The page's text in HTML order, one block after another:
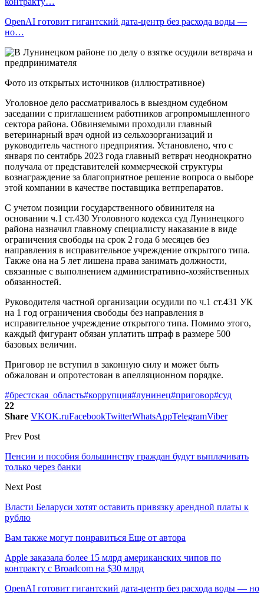
OpenAI готовит гигантский дата-центр без расхода воды —
но…
Фото из открытых источников (иллюстративное)
Уголовное дело рассматривалось в выездном судебном
заседании с приглашением работников агропромышленного
сектора района. Обвиняемыми проходили главный
ветеринарный врач одной из сельхозорганизаций и
руководитель частного предприятия. Установлено, что с
января по сентябрь 2023 года главный ветврач неоднократно
получала от представителей коммерческой структуры
вознаграждение за благоприятное решение вопроса о выборе
этой компании в качестве поставщика ветпрепаратов.
С учетом позиции государственного обвинителя на
основании ч.1 ст.430 Уголовного кодекса суд Лунинецкого
района назначил главному специалисту наказание в виде
ограничения свободы на срок 2 года 6 месяцев без
направления в исправительное учреждение открытого типа.
Также она на 5 лет лишена права занимать должности,
связанные с выполнением административно-хозяйственных
обязанностей.
Руководителя частной организации осудили по ч.1 ст.431 УК
на 1 год ограничения свободы без направления в
исправительное учреждение открытого типа. Помимо этого,
каждый фигурант обязан уплатить штраф в размере 500
базовых величин.
Приговор не вступил в законную силу и может быть
обжалован и опротестован в апелляционном порядке.
#брестская_область#коррупция#лунинец#приговор#суд
22
Share VKOK.ruFacebookTwitterWhatsAppTelegramViber
Prev Post
Пенсии и пособия большинству граждан будут выплачивать
только через банки
Next Post
Власти Беларуси хотят оставить привязку арендной платы к
рублю
Вам также могут понравиться Еще от автора
Apple заказала более 15 млрд американских чипов по
контракту с Broadcom на $30 млрд
OpenAI готовит гигантский дата-центр без расхода воды — но